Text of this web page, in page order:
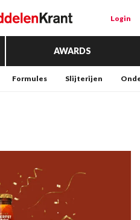
Login
AWARDS
Formules Slijterijen